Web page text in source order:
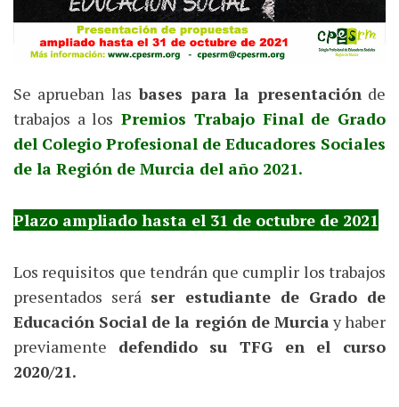
Se aprueban las bases para la presentación de
trabajos a los Premios Trabajo Final de Grado
del Colegio Profesional de Educadores Sociales
de la Región de Murcia del año 2021.
Plazo ampliado hasta el 31 de octubre de 2021
Los requisitos que tendrán que cumplir los trabajos
presentados será ser estudiante de Grado de
Educación Social de la región de Murcia y haber
previamente defendido su TFG en el curso
2020/21.